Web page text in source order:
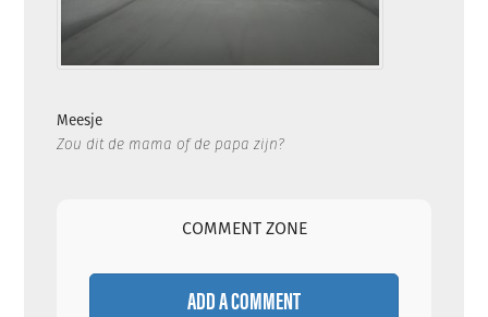
Meesje
Zou dit de mama of de papa zijn?
COMMENT ZONE
ADD A COMMENT